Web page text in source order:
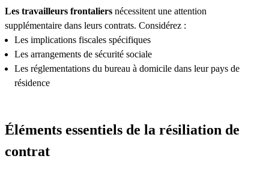
Les travailleurs frontaliers nécessitent une attention
supplémentaire dans leurs contrats. Considérez :
Les implications fiscales spécifiques
Les arrangements de sécurité sociale
Les réglementations du bureau à domicile dans leur pays de
résidence
Éléments essentiels de la résiliation de
contrat